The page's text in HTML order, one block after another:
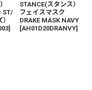
ST/
]
STANCE(スタンス）
フェイスマスク
DRAKE MASK NAVY
[AH01D20DRANVY]